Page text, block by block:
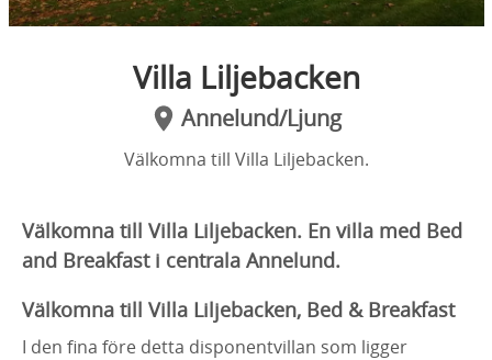
Villa Liljebacken
Annelund/Ljung
Välkomna till Villa Liljebacken.
Välkomna till Villa Liljebacken. En villa med Bed
and Breakfast i centrala Annelund.
Välkomna till Villa Liljebacken, Bed & Breakfast
I den fina före detta disponentvillan som ligger